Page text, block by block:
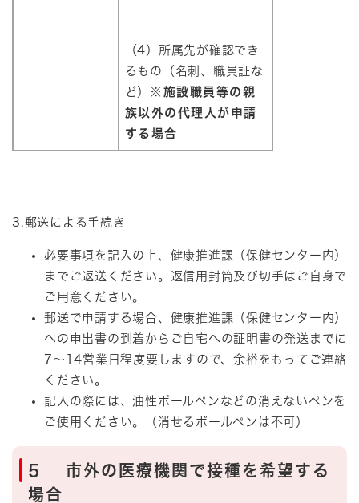
（4）所属先が確認でき
るもの（名刺、職員証な
ど）
※施設職員等の親
族以外の代理人が申請
する場合
3.郵送による手続き
必要事項を記入の上、健康推進課（保健センター内）
までご返送ください。返信用封筒及び切手はご自身で
ご用意ください。
郵送で申請する場合、健康推進課（保健センター内）
への申出書の到着からご自宅への証明書の発送までに
7～14営業日程度要しますので、余裕をもってご連絡
ください。
記入の際には、油性ボールペンなどの消えないペンを
ご使用ください。（消せるボールペンは不可）
5 市外の医療機関で接種を希望する
場合